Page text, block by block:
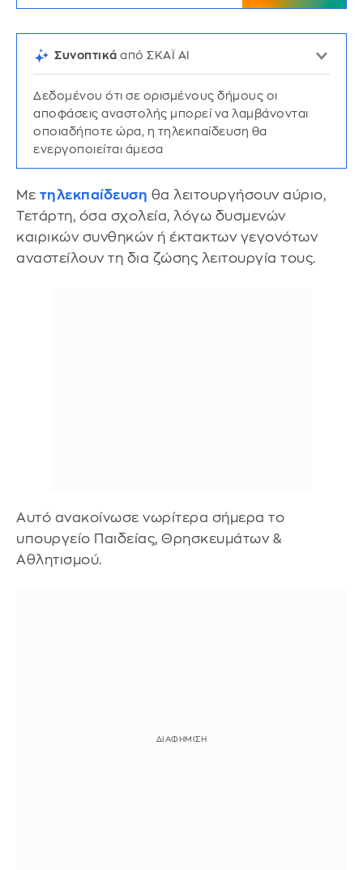
Συνοπτικά από ΣΚΑΪ AI
Δεδομένου ότι σε ορισμένους δήμους οι
αποφάσεις αναστολής μπορεί να λαμβάνονται
οποιαδήποτε ώρα, η τηλεκπαίδευση θα
ενεργοποιείται άμεσα
Με τηλεκπαίδευση θα λειτουργήσουν αύριο,
Τετάρτη, όσα σχολεία, λόγω δυσμενών
καιρικών συνθηκών ή έκτακτων γεγονότων
αναστείλουν τη δια ζώσης λειτουργία τους.
Αυτό ανακοίνωσε νωρίτερα σήμερα το
υπουργείο Παιδείας, Θρησκευμάτων &
Αθλητισμού.